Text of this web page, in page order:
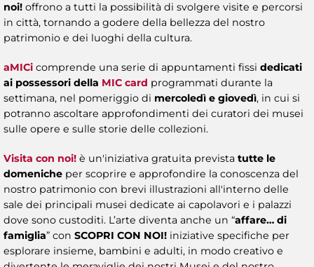
noi! offrono a tutti la possibilità di svolgere visite e percorsi
in città, tornando a godere della bellezza del nostro
patrimonio e dei luoghi della cultura.
aMICi comprende una serie di appuntamenti fissi dedicati
ai possessori della MIC card programmati durante la
settimana, nel pomeriggio di mercoledì e giovedì, in cui si
potranno ascoltare approfondimenti dei curatori dei musei
sulle opere e sulle storie delle collezioni.
Visita con noi! è un'iniziativa gratuita prevista tutte le
domeniche per scoprire e approfondire la conoscenza del
nostro patrimonio con brevi illustrazioni all'interno delle
sale dei principali musei dedicate ai capolavori e i palazzi
dove sono custoditi. L’arte diventa anche un “affare… di
famiglia” con SCOPRI CON NOI! iniziative specifiche per
esplorare insieme, bambini e adulti, in modo creativo e